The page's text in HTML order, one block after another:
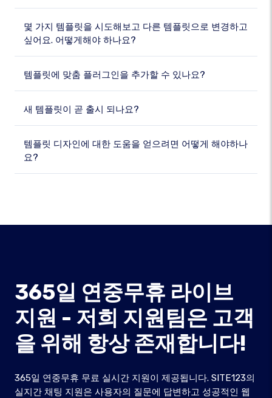
몇 가지 템플릿을 시도해보고 다른 템플릿으로 변경하고
싶어요. 어떻게해야 하나요?
템플릿에 맞춤 플러그인을 추가할 수 있나요?
새 템플릿이 곧 출시 되나요?
템플릿 디자인에 대한 도움을 얻으려면 어떻게 해야하나
요?
365일 연중무휴 라이브
지원 - 저희 지원팀은 고객
을 위해 항상 존재합니다!
365일 연중무휴 무료 실시간 지원이 제공됩니다. SITE123의
실지간 채팅 지원은 사용자의 질문에 답변하고 성공적인 웹